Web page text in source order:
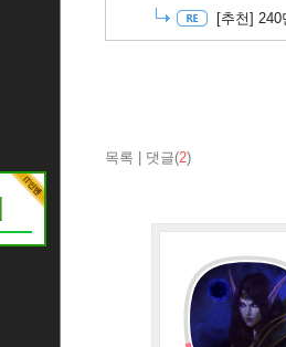
[추천] 240
목록 | 댓글(2)